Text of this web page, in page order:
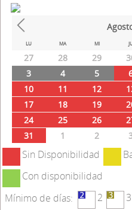
PrevLU MA MI
27 28 29
3
4 5
10
11 12
17
18 19
24
25 26
31
1 2
Sin Disponibilidad
Con disponibilidad
Mínimo de días:
2 3